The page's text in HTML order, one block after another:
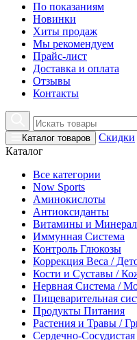
По показаниям
Новинки
Хиты продаж
Мы рекомендуем
Прайс-лист
Доставка и оплата
Отзывы
Контакты
Каталог товаров
Скидки
Каталог
Все категории
Now Sports
Аминокислоты
Антиоксиданты
Витамины и
Иммунная Система
Контроль Глюкозы
Коррекция Веса /
Кости и Суставы /
Нервная Система /
Пищеварительная
Продукты Питания
Растения и Травы /
Сердечно-